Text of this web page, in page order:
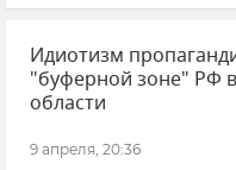
Удары по Украине В
Министерство обороны РФ
Вооруженные силы России
Идиотизм
"буферной зоне" РФ
области
9 апреля, 20:36